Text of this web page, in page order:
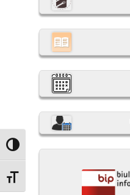
Przełącz wysoki kontrast
Zmień rozmiar czcionek